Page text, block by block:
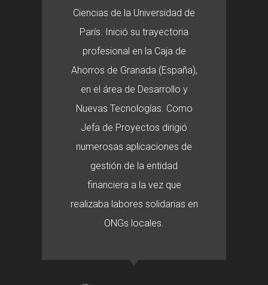
Ciencias de la Universidad de
París. Inició su trayectoria
profesional en la Caja de
Ahorros de Granada (España),
en el área de Desarrollo y
Nuevas Tecnologías. Como
Jefa de Proyectos dirigió
numerosas aplicaciones de
gestión de la entidad
financiera a la vez que
realizaba labores solidarias en
ONGs locales.